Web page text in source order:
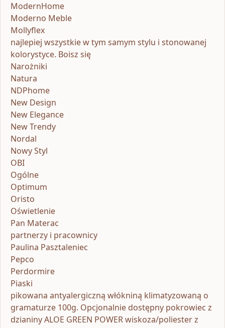
ModernHome
Moderno Meble
Mollyflex
najlepiej wszystkie w tym samym stylu i stonowanej
kolorystyce. Boisz się
Narożniki
Natura
NDPhome
New Design
New Elegance
New Trendy
Nordal
Nowy Styl
OBI
Ogólne
Optimum
Oristo
Oświetlenie
Pan Materac
partnerzy i pracownicy
Paulina Pasztaleniec
Pepco
Perdormire
Piaski
pikowana antyalergiczną włókniną klimatyzowaną o
gramaturze 100g. Opcjonalnie dostępny pokrowiec z
dzianiny ALOE GREEN POWER wiskoza/poliester z